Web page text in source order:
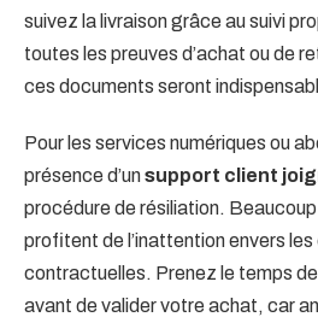
suivez la livraison grâce au suivi
toutes les preuves d’achat ou de
ces documents seront
Pour les services numériques ou
présence d’unsupport client
procédure de résiliation. Beaucoup
profitent de l’inattention envers
contractuelles. Prenez le temps
avant de valider votre achat, car